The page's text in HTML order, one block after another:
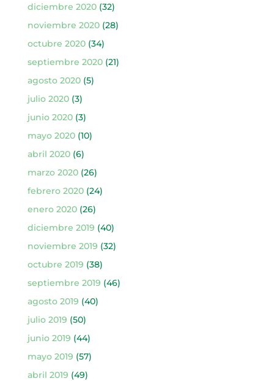
diciembre 2020(32)
noviembre 2020(28)
octubre 2020(34)
septiembre 2020(21)
agosto 2020(5)
julio 2020(3)
junio 2020(3)
mayo 2020(10)
abril 2020(6)
marzo 2020(26)
febrero 2020(24)
enero 2020(26)
diciembre 2019 (40)
noviembre 2019 (32)
octubre 2019 (38)
septiembre 2019 (46)
agosto 2019 (40)
julio 2019 (50)
junio 2019 (44)
mayo 2019 (57)
abril 2019 (49)